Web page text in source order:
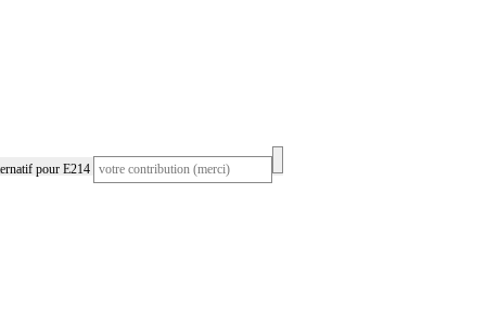
pour E214